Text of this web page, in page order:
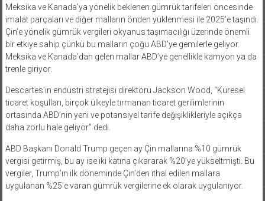
Meksika ve Kanada’ya yönelik beklenen gümrük tarifeleri öncesinde
imalat parçaları ve diğer malların önden yüklenmesi ile 2025’e taşındı.
Çin’e yönelik gümrük vergileri okyanus taşımacılığı üzerinde önemli
bir etkiye sahip çünkü bu malların çoğu ABD’ye gemilerle geliyor.
Meksika ve Kanada’dan gelen mallar ABD’ye genellikle kamyon ya da
trenle giriyor.
Descartes’ın endüstri stratejisi direktörü Jackson Wood, “Küresel
ticaret koşulları, birçok ülkeyle tırmanan ticaret gerilimlerinin
ortasında ABD’nin yeni ve potansiyel tarife değişiklikleriyle açıkça
daha zorlu hale geliyor” dedi.
ABD Başkanı Donald Trump geçen ay Çin mallarına %10 gümrük
vergisi getirmiş, bu ay ise iki katına çıkararak %20’ye yükseltmişti. Bu
vergiler, Trump’ın ilk döneminde Çin’den ithal edilen mallara
uygulanan %25’e varan gümrük vergilerine ek olarak uygulanıyor.